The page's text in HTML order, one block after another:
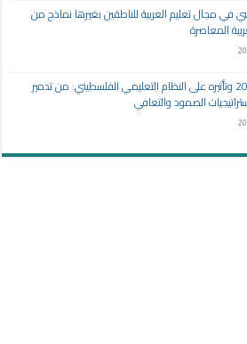
في مجال تعليم العربية للناطقين بغيرها نماذج من
المعاصرة
عدوان 2023 وتأثيره على النظام التعليمي الفلسطيني: من تدمير
الصمود والتعافي